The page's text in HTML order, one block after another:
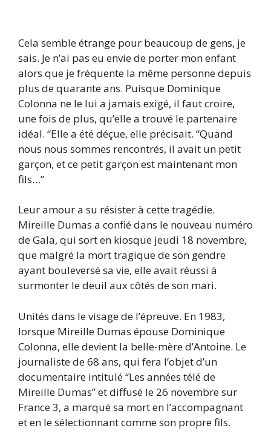
Cela semble étrange pour beaucoup de gens, je
sais. Je n’ai pas eu envie de porter mon enfant
alors que je fréquente la même personne depuis
plus de quarante ans. Puisque Dominique
Colonna ne le lui a jamais exigé, il faut croire,
une fois de plus, qu’elle a trouvé le partenaire
idéal. “Elle a été déçue, elle précisait. “Quand
nous nous sommes rencontrés, il avait un petit
garçon, et ce petit garçon est maintenant mon
fils…”
Leur amour a su résister à cette tragédie.
Mireille Dumas a confié dans le nouveau numéro
de Gala, qui sort en kiosque jeudi 18 novembre,
que malgré la mort tragique de son gendre
ayant bouleversé sa vie, elle avait réussi à
surmonter le deuil aux côtés de son mari.
Unités dans le visage de l’épreuve. En 1983,
lorsque Mireille Dumas épouse Dominique
Colonna, elle devient la belle-mère d’Antoine. Le
journaliste de 68 ans, qui fera l’objet d’un
documentaire intitulé “Les années télé de
Mireille Dumas” et diffusé le 26 novembre sur
France 3, a marqué sa mort en l’accompagnant
et en le sélectionnant comme son propre fils.